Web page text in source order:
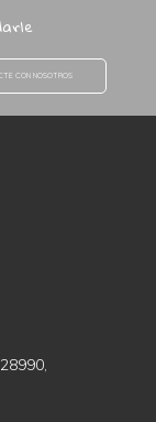
CON NOSOTROS